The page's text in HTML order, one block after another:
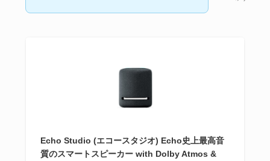
Echo Studio (エコースタジオ) Echo史上最高音
質のスマートスピーカー with Dolby Atmos &